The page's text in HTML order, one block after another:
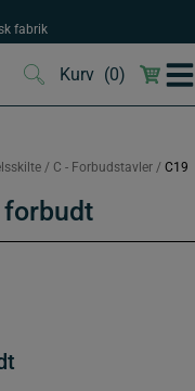
fabrik
Kurv (0)
(0)
/ C - Forbudstavler / C19
forbudt